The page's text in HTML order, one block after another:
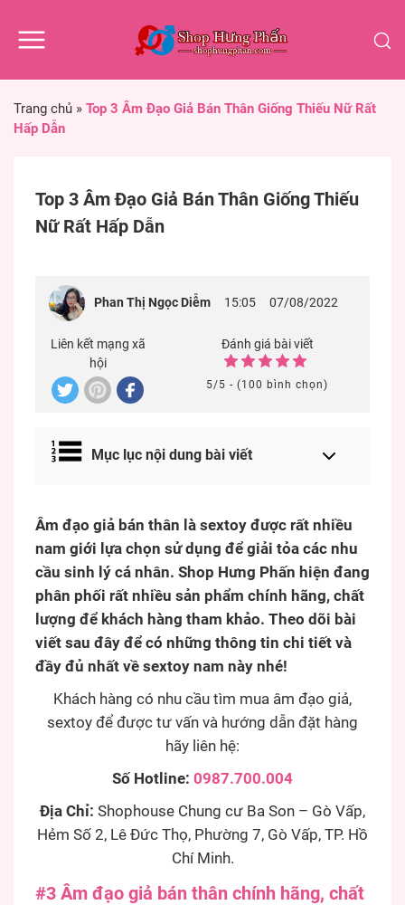
Trang chủ » Top 3 Âm Đạo Giả Bán Thân Giống Thiếu Nữ Rất
Hấp Dẫn
Top 3 Âm Đạo Giả Bán Thân Giống Thiếu
Nữ Rất Hấp Dẫn
Phan Thị Ngọc Diễm 15:05 07/08/2022
Liên kết mạng xã
hội
Đánh giá bài viết
5/5 - (100 bình chọn)
Mục lục nội dung bài viết
Âm đạo giả bán thân là sextoy được rất nhiều
nam giới lựa chọn sử dụng để giải tỏa các nhu
cầu sinh lý cá nhân. Shop Hưng Phấn hiện đang
phân phối rất nhiều sản phẩm chính hãng, chất
lượng để khách hàng tham khảo. Theo dõi bài
viết sau đây để có những thông tin chi tiết và
đầy đủ nhất về sextoy nam này nhé!
Khách hàng có nhu cầu tìm mua âm đạo giả,
sextoy để được tư vấn và hướng dẫn đặt hàng
hãy liên hệ:
Số Hotline: 0987.700.004
Địa Chỉ: Shophouse Chung cư Ba Son – Gò Vấp,
Hẻm Số 2, Lê Đức Thọ, Phường 7, Gò Vấp, TP. Hồ
Chí Minh.
#3 Âm đạo giả bán thân chính hãng, chất